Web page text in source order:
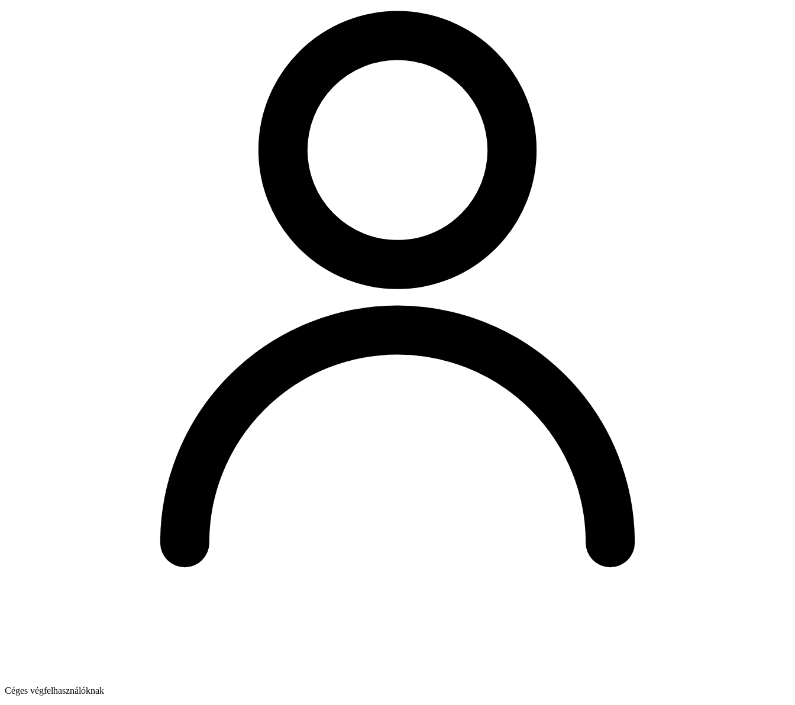
Céges végfelhasználóknak